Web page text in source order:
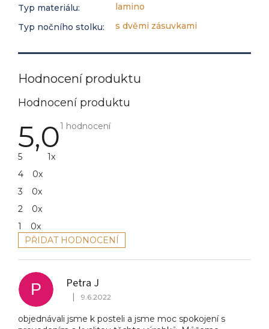
Typ materiálu:
lamino
Typ nočního stolku: s dvěmi zásuvkami
Hodnocení produktu
5,0Průměrné
1 hodnocení
5
1x
4
0x
3
0x
2
0x
1
0x
PŘIDAT HODNOCENÍ
V
ý
p
i
s
o
P Petra J
Hodnocení produktu je 5 z 5 hvězdiček.
| 9.6.2022
objednávali jsme k posteli a jsme moc spokojení s